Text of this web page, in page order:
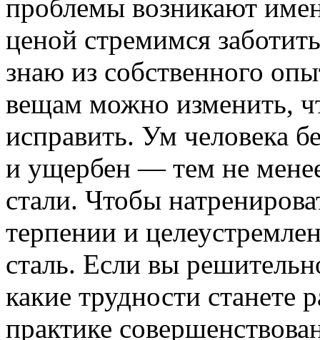
проблемы возникают
ценой стремимся
знаю из собственного
вещам можно изменить,
исправить. Ум человека
и ущербен — тем не
стали. Чтобы
терпении и
сталь. Если вы
какие трудности станете
практике